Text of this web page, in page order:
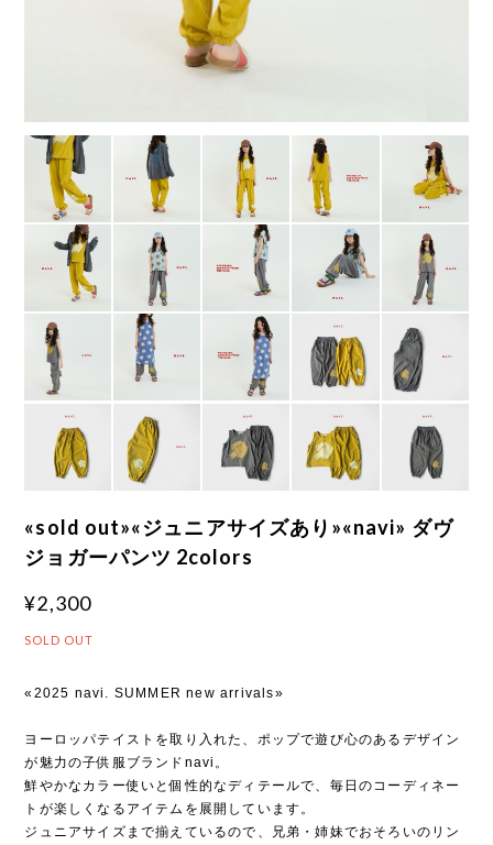
«sold out»«ジュニアサイズあり»«navi» ダヴ
ジョガーパンツ 2colors
¥2,300
SOLD OUT
«2025 navi. SUMMER new arrivals»
ヨーロッパテイストを取り入れた、ポップで遊び心のあるデザイン
が魅力の子供服ブランドnavi。
鮮やかなカラー使いと個性的なディテールで、毎日のコーディネー
トが楽しくなるアイテムを展開しています。
ジュニアサイズまで揃えているので、兄弟・姉妹でおそろいのリン